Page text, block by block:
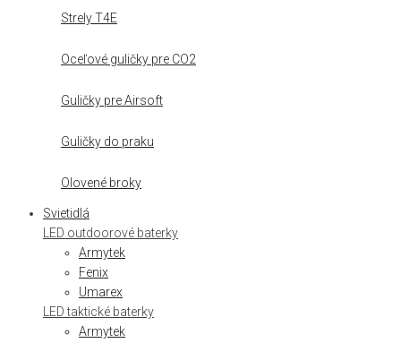
Strely T4E
Oceľové guličky pre CO2
Guličky pre Airsoft
Guličky do praku
Olovené broky
Svietidlá
LED outdoorové baterky
Armytek
Fenix
Umarex
LED taktické baterky
Armytek